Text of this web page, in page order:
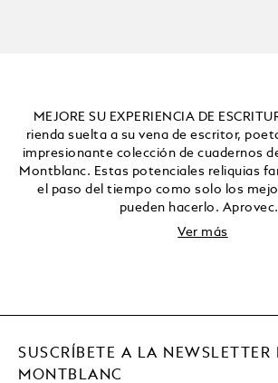
MEJORE SU EXPERIENCIA DE
rienda suelta a su vena de escritor,
impresionante colección de cuadernos
Montblanc. Estas potenciales reliquias
el paso del tiempo como solo los
pueden hacerlo.
Ver más
SUSCRÍBETE A LA NEWSLETTER
MONTBLANC